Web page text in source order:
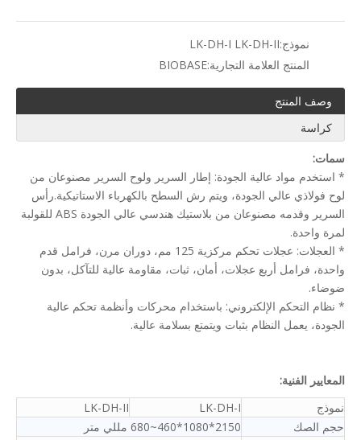
نموذج:LK-DH-I LK-DH-II
المنتج العلامة التجارية:BIOBASE
وصف المنتج
كراسة
سمات:
* استخدم مواد عالية الجودة: إطار السرير ولوح السرير مصنوعان من
لوح فولاذي عالي الجودة، ويتم رش السطح بالكهرباء الاستاتيكية.رأس
السرير وقدمه مصنوعان من بلاستيك هندسي عالي الجودة ABS للقولبة
لمرة واحدة.
* العجلات: عجلات تحكم مركزية 125 مم، دوران مرن، فرامل قدم
واحدة، فرامل أربع عجلات، أمان، ثبات، مقاومة عالية للتآكل، بدون
ضوضاء.
* نظام التحكم الإلكتروني: باستخدام محركات وأنظمة تحكم عالية
الجودة، يعمل النظام بثبات ويتمتع بسلامة عالية.
المعايير الفنية:
نموذج
LK-DH-I
LK-DH-II
حجم الصك
2150*1080*460~680 مللي متر